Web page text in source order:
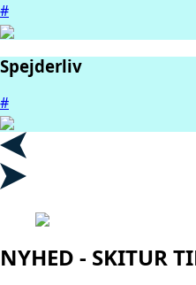
#
Spejderliv
#
NYHED - SKITUR